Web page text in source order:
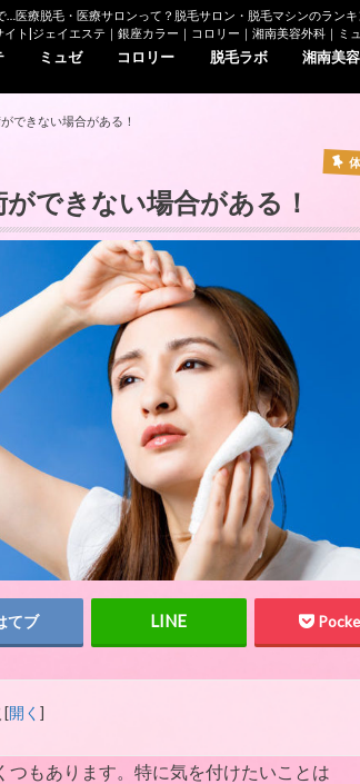
…医療脱毛・医療サロンって？脱毛サロン・脱毛マシンのラ
ト|ジェイエステ｜銀座カラー｜コロリー｜湘南美容外科｜ミ
ミュゼ コロリー 脱毛ラボ 湘南美
できない場合がある！
できない場合がある！
てブ
[開く ]
もあります。特に気を付けたいことは